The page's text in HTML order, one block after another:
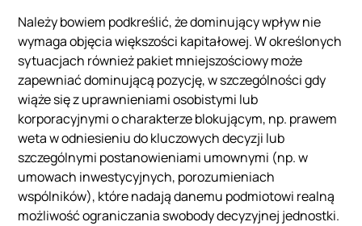
Należy bowiem podkreślić, że dominujący wpływ nie
wymaga objęcia większości kapitałowej. W określonych
sytuacjach również pakiet mniejszościowy może
zapewniać dominującą pozycję, w szczególności gdy
wiąże się z uprawnieniami osobistymi lub
korporacyjnymi o charakterze blokującym, np. prawem
weta w odniesieniu do kluczowych decyzji lub
szczególnymi postanowieniami umownymi (np. w
umowach inwestycyjnych, porozumieniach
wspólników), które nadają danemu podmiotowi realną
możliwość ograniczania swobody decyzyjnej jednostki.